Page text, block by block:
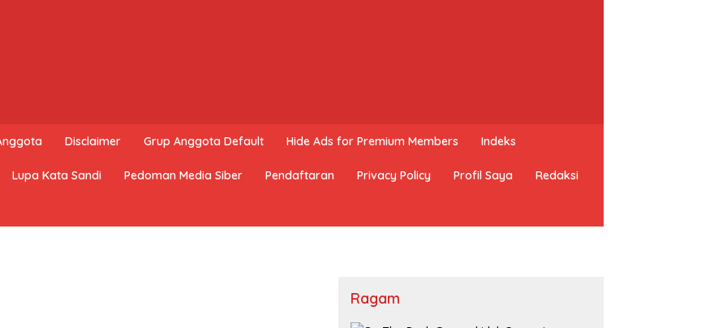
Disclaimer Grup Anggota Default Hide Ads for Premium Members Indeks
Lupa Kata Sandi Pedoman Media Siber Pendaftaran Privacy Policy Profil Saya Redaksi
Ragam